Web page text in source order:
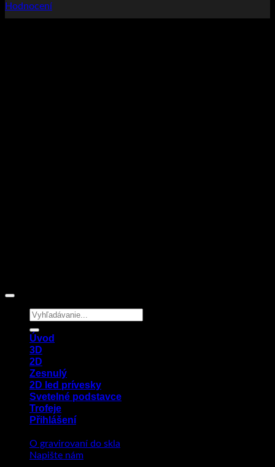
Hodnocení
Hledat:
Úvod
3D
2D
Zesnulý
2D led prívesky
Svetelné podstavce
Trofeje
Přihlášení
O gravirovaní do skla
Napište nám